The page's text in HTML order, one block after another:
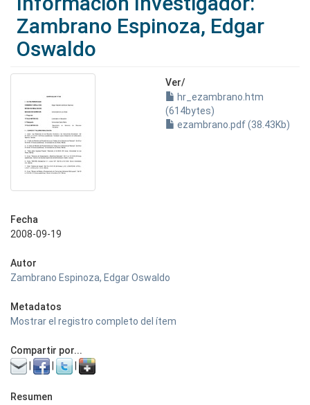
Zambrano Espinoza, Edgar
Oswaldo
Ver/
hr_ezambrano.htm
(614bytes)
ezambrano.pdf (38.43Kb)
Fecha
2008-09-19
Autor
Zambrano Espinoza, Edgar Oswaldo
Metadatos
Mostrar el registro completo del ítem
Compartir por...
Resumen